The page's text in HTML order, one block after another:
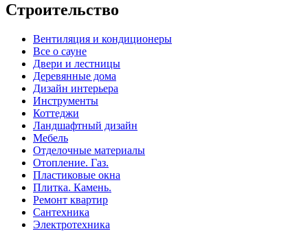
Строительство
Вентиляция и кондиционеры
Все о сауне
Двери и лестницы
Деревянные дома
Дизайн интерьера
Инструменты
Коттеджи
Ландшафтный дизайн
Мебель
Отделочные материалы
Отопление. Газ.
Пластиковые окна
Плитка. Камень.
Ремонт квартир
Сантехника
Электротехника